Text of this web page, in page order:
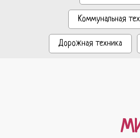
Коммунальная
Дорожная техника